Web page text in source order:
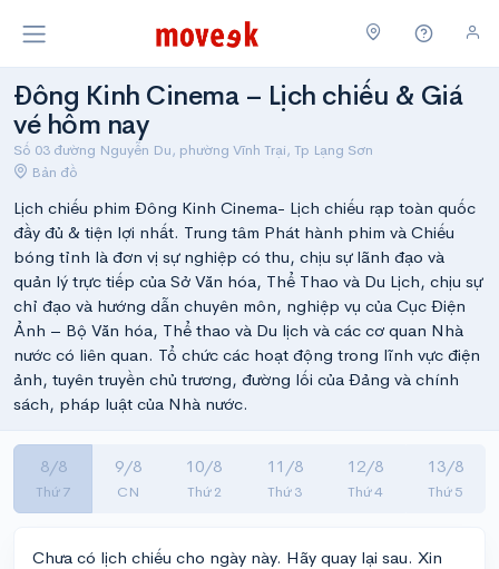
Đông Kinh Cinema – Lịch chiếu & Giá
vé hôm nay
Số 03 đường Nguyễn Du, phường Vĩnh Trại, Tp Lạng Sơn
Bản đồ
Lịch chiếu phim Đông Kinh Cinema- Lịch chiếu rạp toàn quốc
đầy đủ & tiện lợi nhất. Trung tâm Phát hành phim và Chiếu
bóng tỉnh là đơn vị sự nghiệp có thu, chịu sự lãnh đạo và
quản lý trực tiếp của Sở Văn hóa, Thể Thao và Du Lịch, chịu sự
chỉ đạo và hướng dẫn chuyên môn, nghiệp vụ của Cục Điện
Ảnh – Bộ Văn hóa, Thể thao và Du lịch và các cơ quan Nhà
nước có liên quan. Tổ chức các hoạt động trong lĩnh vực điện
ảnh, tuyên truyền chủ trương, đường lối của Đảng và chính
sách, pháp luật của Nhà nước.
8/8
Thứ 7
9/8
CN
10/8
Thứ 2
11/8
Thứ 3
12/8
Thứ 4
13/8
Thứ 5
Chưa có lịch chiếu cho ngày này. Hãy quay lại sau. Xin